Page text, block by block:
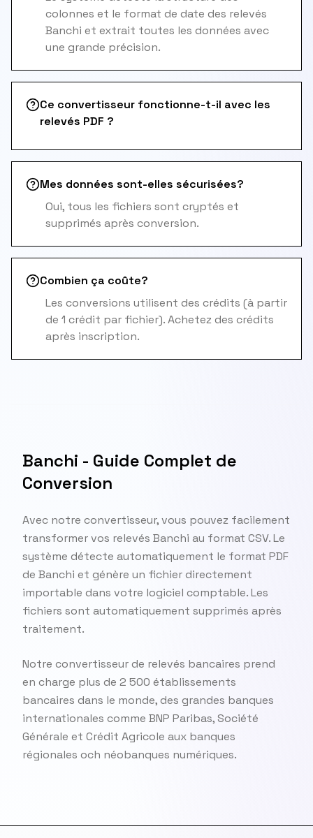
colonnes et le format de date des relevés
Banchi et extrait toutes les données avec
une grande précision.
Ce convertisseur fonctionne-t-il avec les
relevés PDF ?
Mes données sont-elles sécurisées?
Oui, tous les fichiers sont cryptés et
supprimés après conversion.
Combien ça coûte?
Les conversions utilisent des crédits (à partir
de 1 crédit par fichier). Achetez des crédits
après inscription.
Banchi - Guide Complet de
Conversion
Avec notre convertisseur, vous pouvez facilement
transformer vos relevés Banchi au format CSV. Le
système détecte automatiquement le format PDF
de Banchi et génère un fichier directement
importable dans votre logiciel comptable. Les
fichiers sont automatiquement supprimés après
traitement.
Notre convertisseur de relevés bancaires prend
en charge plus de 2 500 établissements
bancaires dans le monde, des grandes banques
internationales comme BNP Paribas, Société
Générale et Crédit Agricole aux banques
régionales och néobanques numériques.